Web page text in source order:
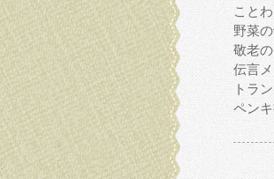
こと
野菜
敬老
伝言
トラ
ペン